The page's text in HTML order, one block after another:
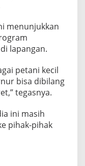
menunjukkan
lapangan.
petani kecil
bisa dibilang
tegasnya.
ini masih
pihak-pihak